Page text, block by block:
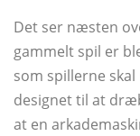
Det ser næsten
gammelt spil er
som spillerne
designet til at
at en